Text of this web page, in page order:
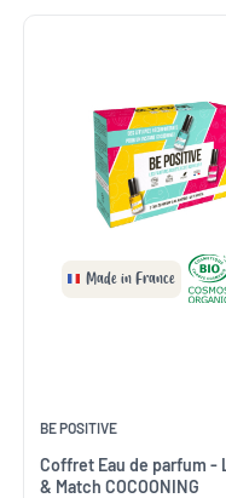
Made in France
BE POSITIVE
Coffret Eau de parfum -
& Match COCOONING